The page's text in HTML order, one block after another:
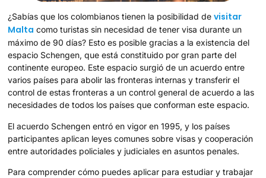
¿Sabías que los colombianos tienen la posibilidad devisitar
Malta como turistas sin necesidad de tener visa durante un
máximo de 90 días? Esto es posible gracias a la existencia del
espacio Schengen, que está constituido por gran parte del
continente europeo. Este espacio surgió de un acuerdo entre
varios países para abolir las fronteras internas y transferir el
control de estas fronteras a un control general de acuerdo a las
necesidades de todos los países que conforman este espacio.
El acuerdo Schengen entró en vigor en 1995, y los países
participantes aplican leyes comunes sobre visas y cooperación
entre autoridades policiales y judiciales en asuntos penales.
Para comprender cómo puedes aplicar para estudiar y trabajar